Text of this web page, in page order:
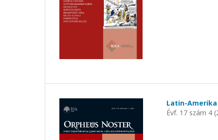
Latin-Amerika
Évf. 17 szám 4